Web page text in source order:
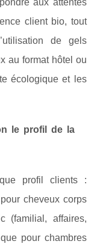
aux attentes
client bio, tout
de gels
au format hôtel ou
écologique et les
le profil de la
profil clients :
cheveux corps
(familial, affaires,
pour chambres